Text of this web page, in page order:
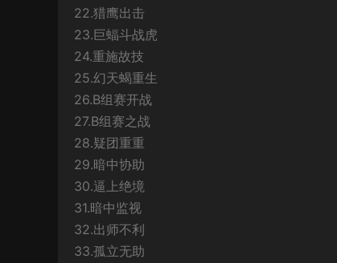
22.猎鹰出击
23.巨蝠斗战虎
24.重施故技
25.幻天蝎重生
26.B组赛开战
27.B组赛之战
28.疑团重重
29.暗中协助
30.逼上绝境
31.暗中监视
32.出师不利
33.孤立无助